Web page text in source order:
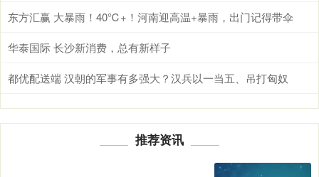
东方汇赢 大暴雨！40℃+！河南迎高温+暴雨，出门记得带伞
华泰国际 长沙新消费，总有新样子
都优配送端 汉朝的军事有多强大？汉兵以一当五、吊打匈奴
推荐资讯